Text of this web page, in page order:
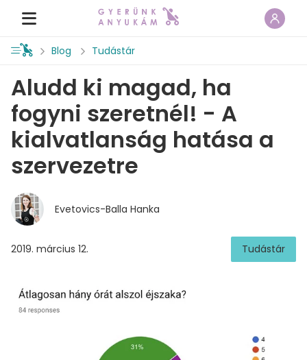
Blog Tudástár
Aludd ki magad, ha
fogyni szeretnél! - A
kialvatlanság hatása a
szervezetre
Evetovics-Balla Hanka
2019. március 12. Tudástár